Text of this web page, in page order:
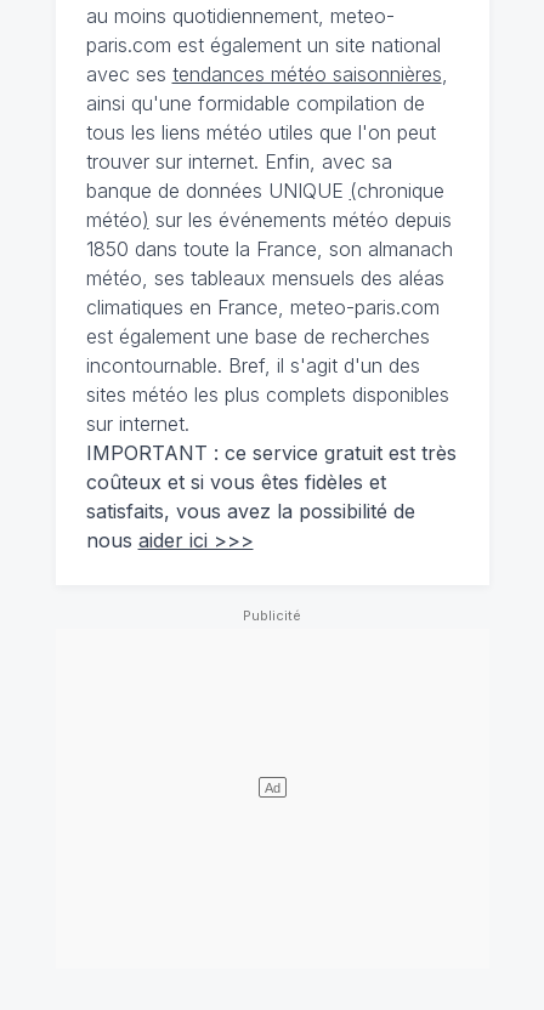
au moins quotidiennement, meteo-
paris.com est également un site national
avec ses tendances météo saisonnières,
ainsi qu'une formidable compilation de
tous les liens météo utiles que l'on peut
trouver sur internet. Enfin, avec sa
banque de données UNIQUE (chronique
météo) sur les événements météo depuis
1850 dans toute la France, son almanach
météo, ses tableaux mensuels des aléas
climatiques en France, meteo-paris.com
est également une base de recherches
incontournable. Bref, il s'agit d'un des
sites météo les plus complets disponibles
sur internet.
IMPORTANT : ce service gratuit est très
coûteux et si vous êtes fidèles et
satisfaits, vous avez la possibilité de
nous aider ici >>>